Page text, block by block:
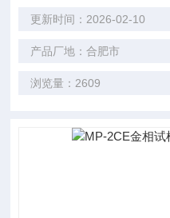
更新时间：2026-02-10
产品厂地：合肥市
浏览量：2609